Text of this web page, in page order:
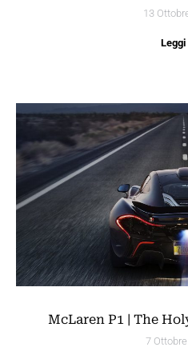
13
Leggi
McLaren P1 | The
7